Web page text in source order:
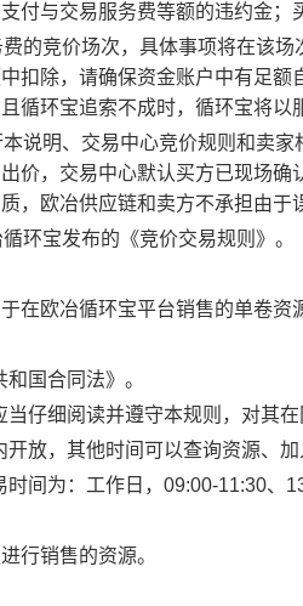
付与交易服务费等额的违约金；
的竞价场次，具体事项将在该
扣除，请确保资金账户中有足
循环宝追索不成时，循环宝将以
说明、交易中心竞价规则和卖
价，交易中心默认买方已现场
，欧冶供应链和卖方不承担由于
环宝发布的《竞价交易规则》。
在欧冶循环宝平台销售的单卷资
国合同法》。
仔细阅读并遵守本规则，对其
放，其他时间可以查询资源、加
间为：工作日，09:00-11:30、
行销售的资源。